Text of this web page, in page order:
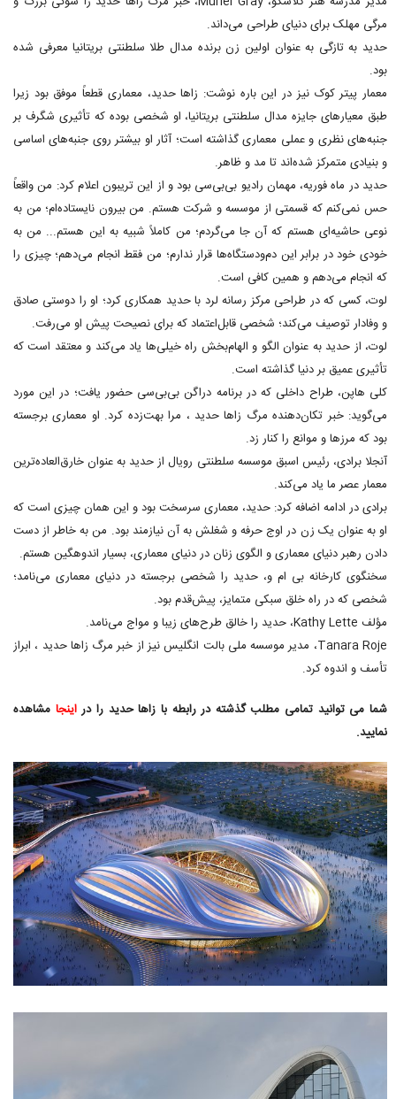
مرگی مهلک برای دنیای طراحی می‌داند.
حدید به تازگی به عنوان اولین زن برنده مدال طلا سلطنتی بریتانیا معرفی شده
بود.
معمار پیتر کوک نیز در این باره نوشت: زاها حدید، معماری قطعاً موفق بود زیرا
طبق معیارهای جایزه مدال سلطنتی بریتانیا، او شخصی بوده که تأثیری شگرف بر
جنبه‌های نظری و عملی معماری گذاشته است؛ آثار او بیشتر روی جنبه‌های اساسی
و بنیادی متمرکز شده‌اند تا مد و ظاهر.
حدید در ماه فوریه، مهمان رادیو بی‌بی‌سی بود و از این تریبون اعلام کرد: من واقعاً
حس نمی‌کنم که قسمتی از موسسه و شرکت هستم. من بیرون نایستاده‌ام؛ من به
نوعی حاشیه‌ای هستم که آن جا می‌گردم؛ من کاملاً شبیه به این هستم... من به
خودی خود در برابر این دم‌ودستگاه‌ها قرار ندارم؛ من فقط انجام می‌دهم؛ چیزی را
که انجام می‌دهم و همین کافی است.
لوت، کسی که در طراحی مرکز رسانه لرد با حدید همکاری کرد؛ او را دوستی صادق
و وفادار توصیف می‌کند؛ شخصی قابل‌اعتماد که برای نصیحت پیش او می‌رفت.
لوت، از حدید به عنوان الگو و الهام‌بخش راه خیلی‌ها یاد می‌کند و معتقد است که
تأثیری عمیق بر دنیا گذاشته است.
کلی هاپن، طراح داخلی که در برنامه دراگن بی‌بی‌سی حضور یافت؛ در این مورد
می‌گوید: خبر تکان‌دهنده مرگ زاها حدید ، مرا بهت‌زده کرد. او معماری برجسته
بود که مرزها و موانع را کنار زد.
آنجلا برادی، رئیس اسبق موسسه سلطنتی رویال از حدید به عنوان خارق‌العاده‌ترین
معمار عصر ما یاد می‌کند.
برادی در ادامه اضافه کرد: حدید، معماری سرسخت بود و این همان چیزی است که
او به عنوان یک زن در اوج حرفه و شغلش به آن نیازمند بود. من به خاطر از دست
دادن رهبر دنیای معماری و الگوی زنان در دنیای معماری، بسیار اندوهگین هستم.
سخنگوی کارخانه بی ام و، حدید را شخصی برجسته در دنیای معماری می‌نامد؛
شخصی که در راه خلق سبکی متمایز، پیش‌قدم بود.
مؤلف Kathy Lette، حدید را خالق طرح‌های زیبا و مواج می‌نامد.
Tanara Roje، مدیر موسسه ملی بالت انگلیس نیز از خبر مرگ زاها حدید ، ابراز
تأسف و اندوه کرد.
شما می توانید تمامی مطلب گذشته در رابطه با زاها حدید را دراینجا مشاهده
نمایید.